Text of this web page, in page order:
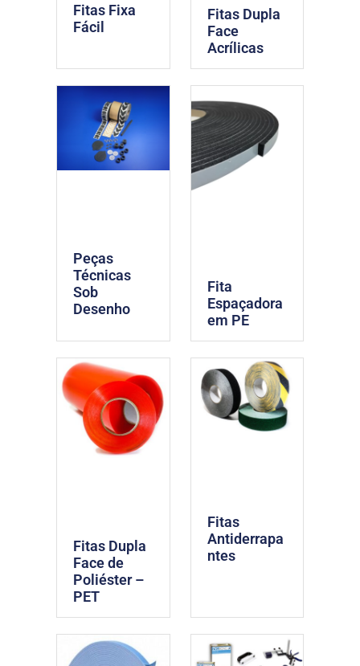
Fitas Fixa
Fácil
Fitas Dupla
Face
Acrílicas
Peças
Técnicas
Sob
Desenho
Fita
Espaçadora
em PE
Fitas Dupla
Face de
Poliéster –
PET
Fitas
Antiderrapa
ntes